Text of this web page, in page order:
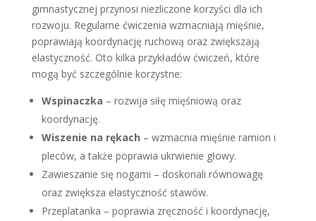
gimnastycznej przynosi niezliczone korzyści dla ich
rozwoju. Regularne ćwiczenia wzmacniają mięśnie,
poprawiają koordynację ruchową oraz zwiększają
elastyczność. Oto kilka przykładów ćwiczeń, które
mogą być szczególnie korzystne:
Wspinaczka – rozwija siłę mięśniową oraz
koordynację.
Wiszenie na rękach – wzmacnia mięśnie ramion i
pleców, a także poprawia ukrwienie głowy.
Zawieszanie się nogami – doskonali równowagę
oraz zwiększa elastyczność stawów.
Przeplatanka – poprawia zręczność i koordynację,